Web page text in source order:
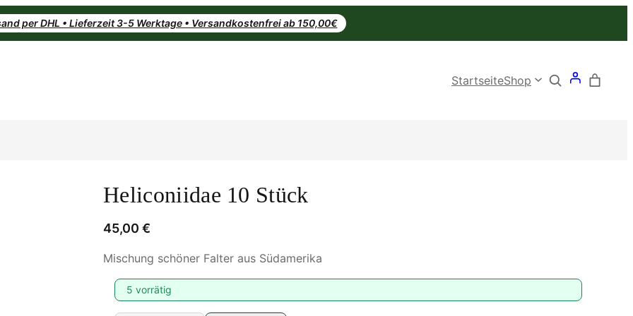
per DHL • Lieferzeit 3-5 Werktage • Versandkostenfrei ab 150,00€
StartseiteShop Search
Heliconiidae 10 Stück
45,00 €
Mischung schöner Falter aus Südamerika
5 vorrätig